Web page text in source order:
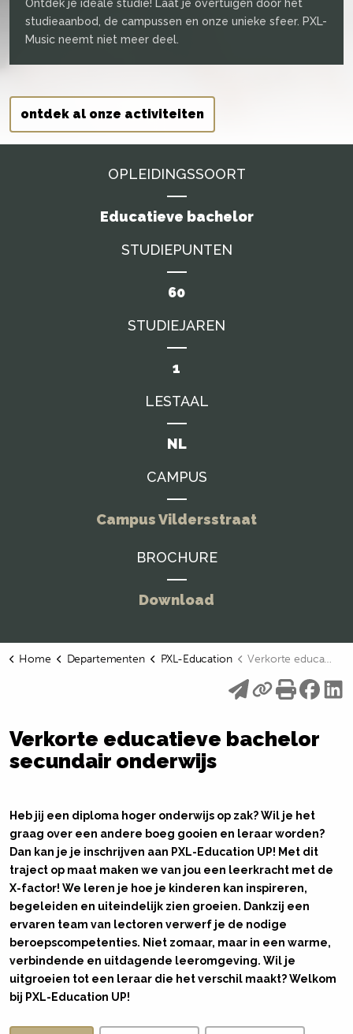
Ontdek je ideale studie! Laat je overtuigen door het
studieaanbod, de campussen en onze unieke sfeer. PXL-
Music neemt niet meer deel.
ontdek al onze activiteiten
OPLEIDINGSSOORT
Educatieve bachelor
STUDIEPUNTEN
60
STUDIEJAREN
1
LESTAAL
NL
CAMPUS
Campus Vildersstraat
BROCHURE
Download
Home Departementen PXL-Education Verkorte educatieve bachelor voor secundair onderwijs
Verkorte educatieve bachelor
secundair onderwijs
Heb jij een diploma hoger onderwijs op zak? Wil je het
graag over een andere boeg gooien en leraar worden?
Dan kan je je inschrijven aan PXL-Education UP! Met dit
traject op maat maken we van jou een leerkracht met de
X-factor! We leren je hoe je kinderen kan inspireren,
begeleiden en uiteindelijk zien groeien. Dankzij een
ervaren team van lectoren verwerf je de nodige
beroepscompetenties. Niet zomaar, maar in een warme,
verbindende en uitdagende leeromgeving. Wil je
uitgroeien tot een leraar die het verschil maakt? Welkom
bij PXL-Education UP!